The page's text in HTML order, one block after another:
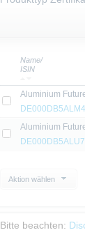
Name/
ISIN
Aluminium
DE000DB5ALM4
Aluminium
DE000DB5ALU7
Aktion wählen
Bitte beachten: